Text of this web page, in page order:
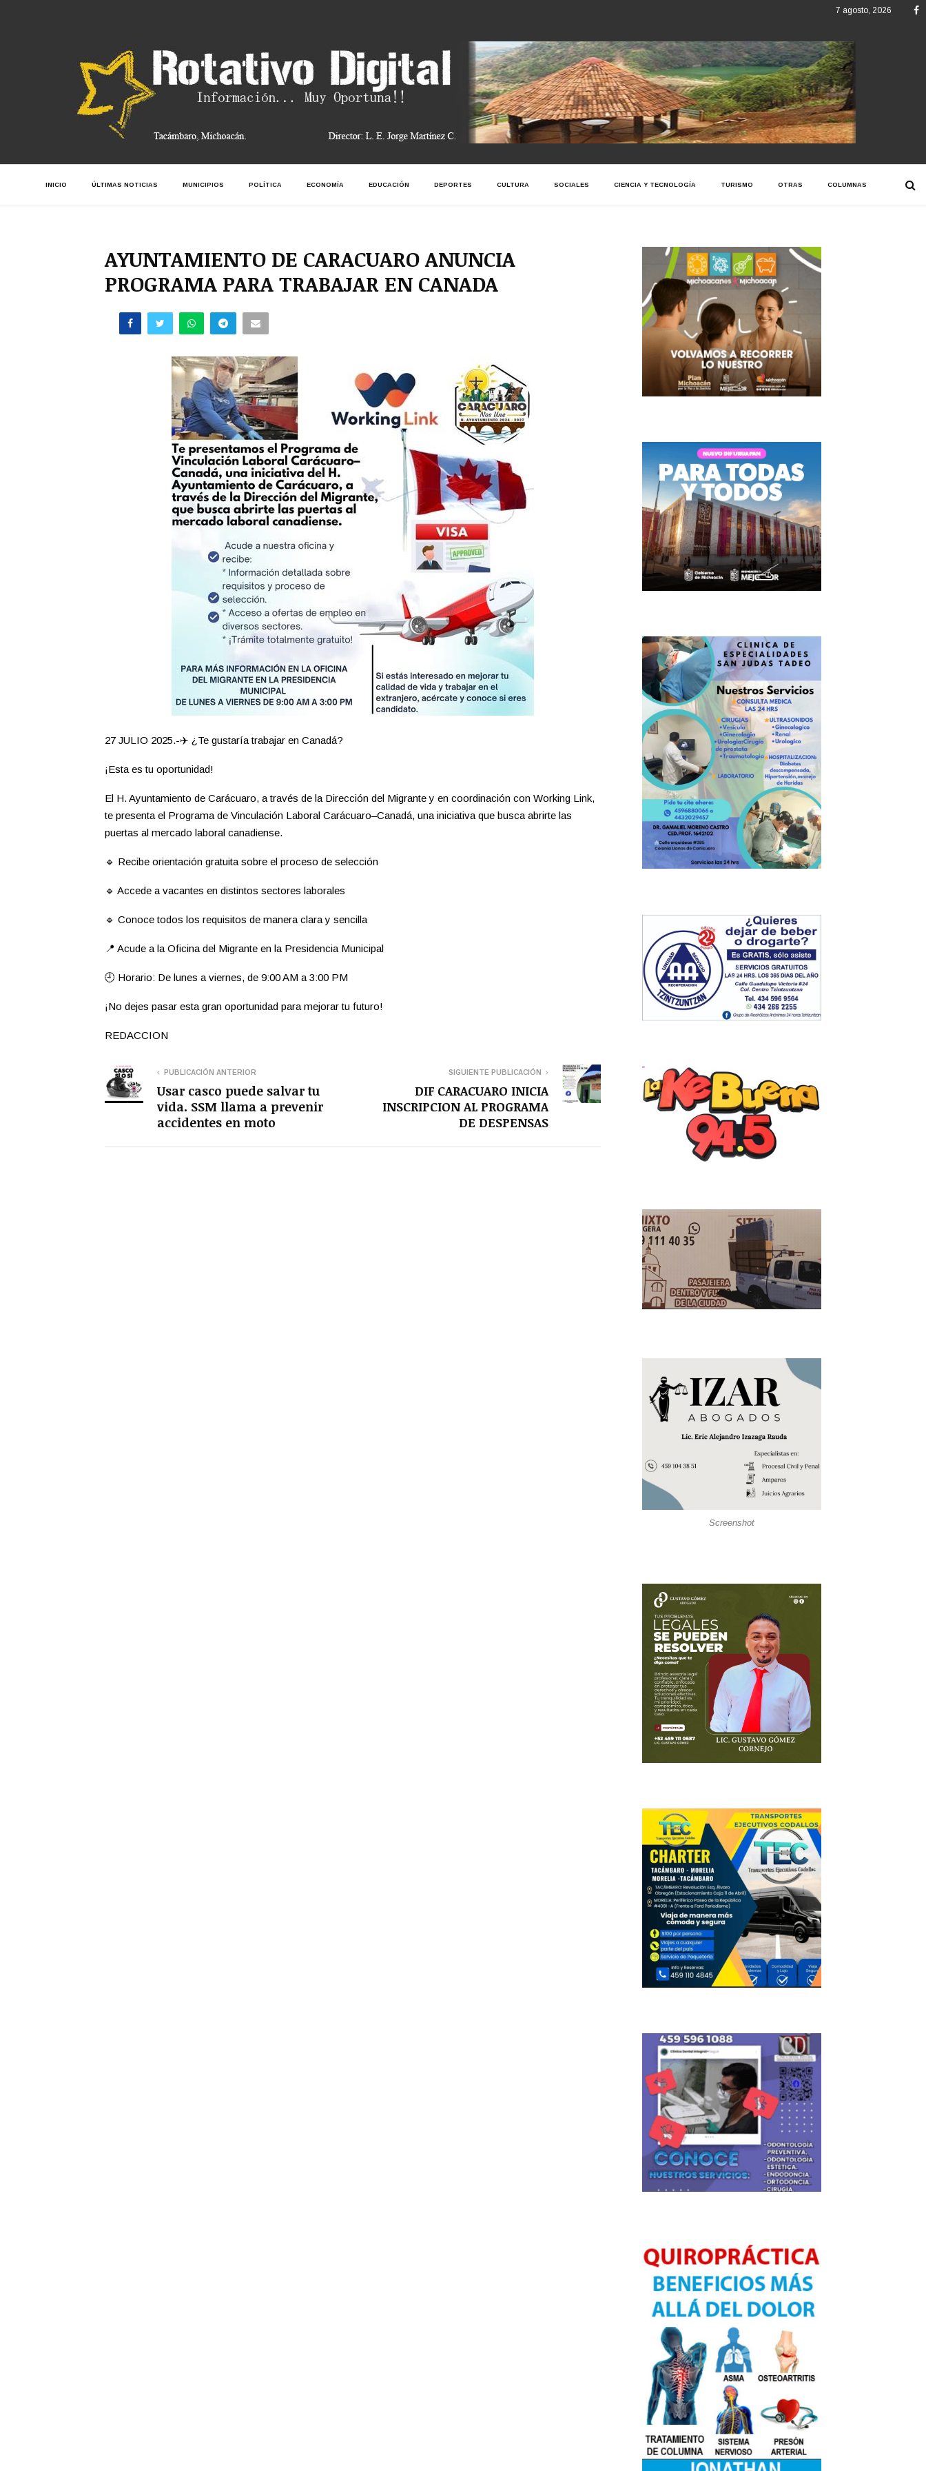
7 agosto, 2026
INICIO ÚLTIMAS NOTICIAS MUNICIPIOS POLÍTICA ECONOMÍA EDUCACIÓN DEPORTES CULTURA SOCIALES CIENCIA Y TECNOLOGÍA TURISMO OTRAS COLUMNAS
AYUNTAMIENTO DE CARACUARO ANUNCIA
PROGRAMA PARA TRABAJAR EN CANADA
27 JULIO 2025.-✈️ ¿Te gustaría trabajar en Canadá?
¡Esta es tu oportunidad!
El H. Ayuntamiento de Carácuaro, a través de la Dirección del Migrante y en coordinación con Working Link,
te presenta el Programa de Vinculación Laboral Carácuaro–Canadá, una iniciativa que busca abrirte las
puertas al mercado laboral canadiense.
🔹 Recibe orientación gratuita sobre el proceso de selección
🔹 Accede a vacantes en distintos sectores laborales
🔹 Conoce todos los requisitos de manera clara y sencilla
📍 Acude a la Oficina del Migrante en la Presidencia Municipal
🕘 Horario: De lunes a viernes, de 9:00 AM a 3:00 PM
¡No dejes pasar esta gran oportunidad para mejorar tu futuro!
REDACCION
PUBLICACIÓN ANTERIOR
Usar casco puede salvar tu
vida. SSM llama a prevenir
accidentes en moto
SIGUIENTE PUBLICACIÓN
DIF CARACUARO INICIA
INSCRIPCION AL PROGRAMA
DE DESPENSAS
Screenshot